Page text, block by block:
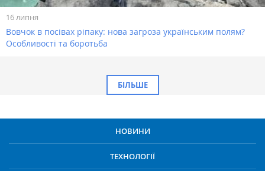
16 липня
Вовчок в посівах ріпаку: нова загроза українським полям?
Особливості та боротьба
БІЛЬШЕ
НОВИНИ
ТЕХНОЛОГІЇ